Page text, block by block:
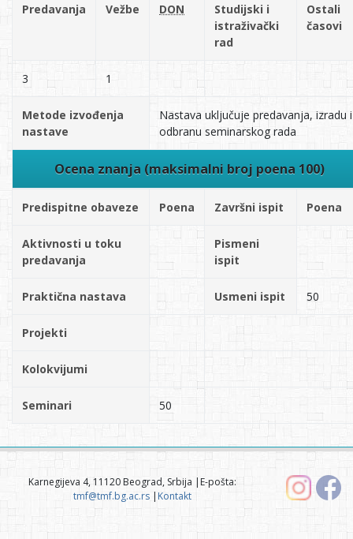
Predavanja Vežbe DON
Studijski i
istraživački
rad
Ostali
časovi
3 1
Metode izvođenja
nastave
Nastava uključuje predavanja, izradu i
odbranu seminarskog rada
Ocena znanja (maksimalni broj poena 100)
Predispitne obaveze Poena Završni ispit Poena
Aktivnosti u toku
predavanja
Pismeni
ispit
Praktična nastava Usmeni ispit 50
Projekti
Kolokvijumi
Seminari 50
Karnegijeva 4, 11120 Beograd, Srbija |E-pošta:
tmf@tmf.bg.ac.rs| Kontakt